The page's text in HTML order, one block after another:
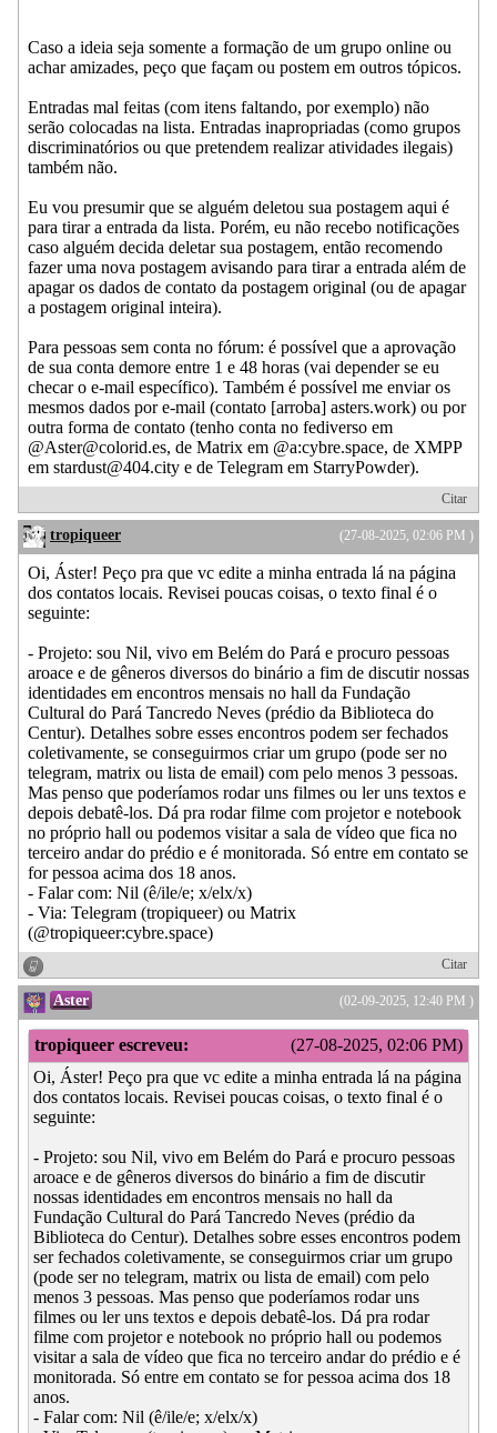
Caso a ideia seja somente a formação de um grupo online ou
achar amizades, peço que façam ou postem em outros tópicos.
Entradas mal feitas (com itens faltando, por exemplo) não
serão colocadas na lista. Entradas inapropriadas (como grupos
discriminatórios ou que pretendem realizar atividades ilegais)
também não.
Eu vou presumir que se alguém deletou sua postagem aqui é
para tirar a entrada da lista. Porém, eu não recebo notificações
caso alguém decida deletar sua postagem, então recomendo
fazer uma nova postagem avisando para tirar a entrada além de
apagar os dados de contato da postagem original (ou de apagar
a postagem original inteira).
Para pessoas sem conta no fórum: é possível que a aprovação
de sua conta demore entre 1 e 48 horas (vai depender se eu
checar o e-mail específico). Também é possível me enviar os
mesmos dados por e-mail (contato [arroba] asters.work) ou por
outra forma de contato (tenho conta no fediverso em
@Aster@colorid.es, de Matrix em @a:cybre.space, de XMPP
em stardust@404.city e de Telegram em StarryPowder).
Citar
(27-08-2025, 02:06 PM )
tropiqueer
Oi, Áster! Peço pra que vc edite a minha entrada lá na página
dos contatos locais. Revisei poucas coisas, o texto final é o
seguinte:
- Projeto: sou Nil, vivo em Belém do Pará e procuro pessoas
aroace e de gêneros diversos do binário a fim de discutir nossas
identidades em encontros mensais no hall da Fundação
Cultural do Pará Tancredo Neves (prédio da Biblioteca do
Centur). Detalhes sobre esses encontros podem ser fechados
coletivamente, se conseguirmos criar um grupo (pode ser no
telegram, matrix ou lista de email) com pelo menos 3 pessoas.
Mas penso que poderíamos rodar uns filmes ou ler uns textos e
depois debatê-los. Dá pra rodar filme com projetor e notebook
no próprio hall ou podemos visitar a sala de vídeo que fica no
terceiro andar do prédio e é monitorada. Só entre em contato se
for pessoa acima dos 18 anos.
- Falar com: Nil (ê/ile/e; x/elx/x)
- Via: Telegram (tropiqueer) ou Matrix
(@tropiqueer:cybre.space)
Citar
(02-09-2025, 12:40 PM )
Aster
(27-08-2025, 02:06 PM)
tropiqueer escreveu:
Oi, Áster! Peço pra que vc edite a minha entrada lá na página
dos contatos locais. Revisei poucas coisas, o texto final é o
seguinte:
- Projeto: sou Nil, vivo em Belém do Pará e procuro pessoas
aroace e de gêneros diversos do binário a fim de discutir
nossas identidades em encontros mensais no hall da
Fundação Cultural do Pará Tancredo Neves (prédio da
Biblioteca do Centur). Detalhes sobre esses encontros podem
ser fechados coletivamente, se conseguirmos criar um grupo
(pode ser no telegram, matrix ou lista de email) com pelo
menos 3 pessoas. Mas penso que poderíamos rodar uns
filmes ou ler uns textos e depois debatê-los. Dá pra rodar
filme com projetor e notebook no próprio hall ou podemos
visitar a sala de vídeo que fica no terceiro andar do prédio e é
monitorada. Só entre em contato se for pessoa acima dos 18
anos.
- Falar com: Nil (ê/ile/e; x/elx/x)